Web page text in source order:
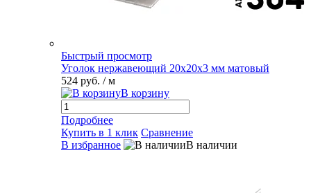
Быстрый просмотр
Уголок нержавеющий 20х20х3 мм матовый
524 руб. / м
В корзину
Подробнее
Купить в 1 клик Сравнение
В избранное
В наличии